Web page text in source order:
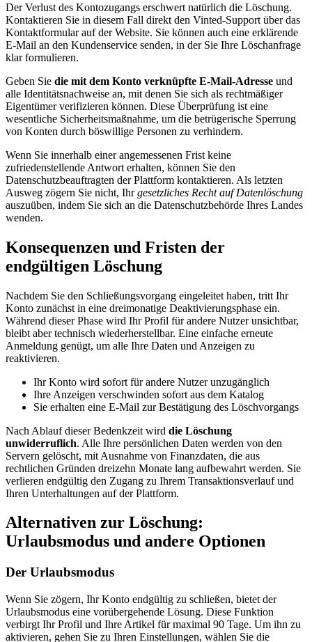
Der Verlust des Kontozugangs erschwert natürlich die Löschung.
Kontaktieren Sie in diesem Fall direkt den Vinted-Support über das
Kontaktformular auf der Website. Sie können auch eine erklärende
E-Mail an den Kundenservice senden, in der Sie Ihre Löschanfrage
klar formulieren.
Geben Sie die mit dem Konto verknüpfte E-Mail-Adresse und
alle Identitätsnachweise an, mit denen Sie sich als rechtmäßiger
Eigentümer verifizieren können. Diese Überprüfung ist eine
wesentliche Sicherheitsmaßnahme, um die betrügerische Sperrung
von Konten durch böswillige Personen zu verhindern.
Wenn Sie innerhalb einer angemessenen Frist keine
zufriedenstellende Antwort erhalten, können Sie den
Datenschutzbeauftragten der Plattform kontaktieren. Als letzten
Ausweg zögern Sie nicht, Ihrgesetzliches Recht auf Datenlöschung
auszuüben, indem Sie sich an die Datenschutzbehörde Ihres Landes
wenden.
Konsequenzen und Fristen der
endgültigen Löschung
Nachdem Sie den Schließungsvorgang eingeleitet haben, tritt Ihr
Konto zunächst in eine dreimonatige Deaktivierungsphase ein.
Während dieser Phase wird Ihr Profil für andere Nutzer unsichtbar,
bleibt aber technisch wiederherstellbar. Eine einfache erneute
Anmeldung genügt, um alle Ihre Daten und Anzeigen zu
reaktivieren.
Ihr Konto wird sofort für andere Nutzer unzugänglich
Ihre Anzeigen verschwinden sofort aus dem Katalog
Sie erhalten eine E-Mail zur Bestätigung des Löschvorgangs
Nach Ablauf dieser Bedenkzeit wird die Löschung
unwiderruflich. Alle Ihre persönlichen Daten werden von den
Servern gelöscht, mit Ausnahme von Finanzdaten, die aus
rechtlichen Gründen dreizehn Monate lang aufbewahrt werden. Sie
verlieren endgültig den Zugang zu Ihrem Transaktionsverlauf und
Ihren Unterhaltungen auf der Plattform.
Alternativen zur Löschung:
Urlaubsmodus und andere Optionen
Der Urlaubsmodus
Wenn Sie zögern, Ihr Konto endgültig zu schließen, bietet der
Urlaubsmodus eine vorübergehende Lösung. Diese Funktion
verbirgt Ihr Profil und Ihre Artikel für maximal 90 Tage. Um ihn zu
aktivieren, gehen Sie zu Ihren Einstellungen, wählen Sie die